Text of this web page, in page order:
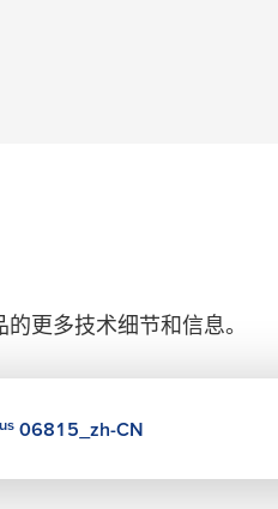
更多技术细节和信息。
06815_zh-CN